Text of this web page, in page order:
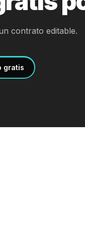
contrato editable.
gratis